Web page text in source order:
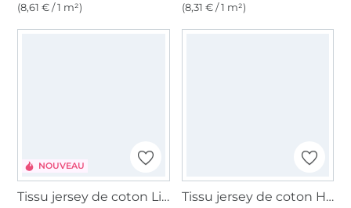
(8,61 € / 1 m²)
(8,31 € / 1 m²)
NOUVEAU
Tissu jersey de coton Little Flowers, rouille Tissu jersey de coton Hearts, rouille